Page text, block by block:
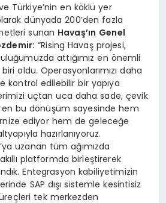
Türkiye’nin en köklü yer
dünyada 200’den fazla
sunan Havaş’ın Genel
“Rising Havaş projesi,
attığımız en önemli
oldu. Operasyonlarımızı daha
kontrol edilebilir bir yapıya
uçtan uca daha sade, çevik
bu dönüşüm sayesinde hem
ediyor hem de geleceğe
hazırlanıyoruz.
uzanan tüm ağımızda
platformda birleştirerek
Entegrasyon kabiliyetimizin
SAP dışı sistemle kesintisiz
tek merkezden